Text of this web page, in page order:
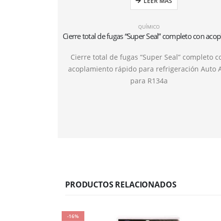
QUÍMICO
Cierre total de fugas “Super Seal” completo
acoplamiento rápido para refrigeración Auto
para R134a
PRODUCTOS RELACIONADOS
-16%